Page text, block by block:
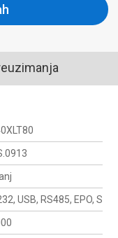
USB, RS485, EPO,